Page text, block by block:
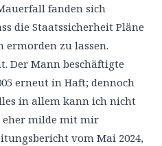
fanden sich
die Staatssicherheit Pläne
ermorden zu lassen.
Der Mann beschäftigte
erneut in Haft; dennoch
in allem kann ich nicht
eher milde mit mir
vom Mai 2024,